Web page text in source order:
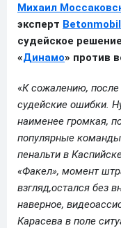
Михаил
эксперт
судейское
«Динамо» против
«К сожалению, после
судейские ошибки.
наименее громкая,
популярные
пенальти в
«Факел», момент
взгляд,остался без
наверное,
Карасева в поле